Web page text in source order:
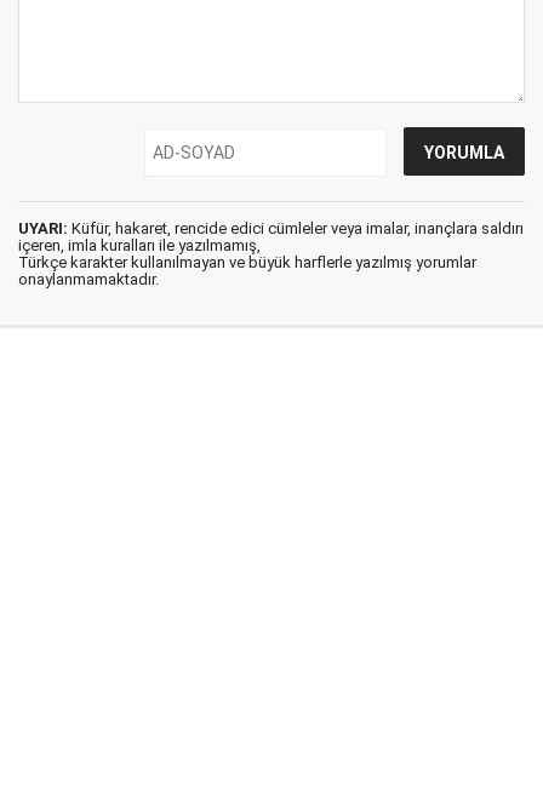
UYARI: Küfür, hakaret, rencide edici cümleler veya imalar, inançlara saldırı
içeren, imla kuralları ile yazılmamış,
Türkçe karakter kullanılmayan ve büyük harflerle yazılmış yorumlar
onaylanmamaktadır.